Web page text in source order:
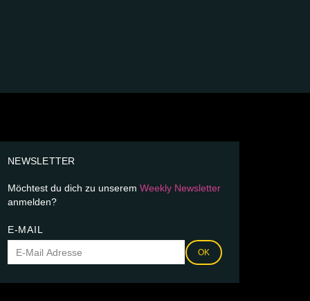
NEWSLETTER
Möchtest du dich zu unserem Weekly Newsletter
anmelden?
E-MAIL
OK